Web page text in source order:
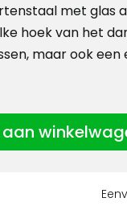
met glas
hoek van het
maar ook